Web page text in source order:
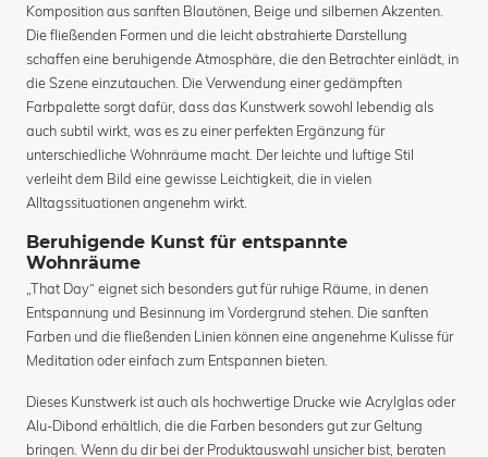
Komposition aus sanften Blautönen, Beige und silbernen Akzenten.
Die fließenden Formen und die leicht abstrahierte Darstellung
schaffen eine beruhigende Atmosphäre, die den Betrachter einlädt, in
die Szene einzutauchen. Die Verwendung einer gedämpften
Farbpalette sorgt dafür, dass das Kunstwerk sowohl lebendig als
auch subtil wirkt, was es zu einer perfekten Ergänzung für
unterschiedliche Wohnräume macht. Der leichte und luftige Stil
verleiht dem Bild eine gewisse Leichtigkeit, die in vielen
Alltagssituationen angenehm wirkt.
Beruhigende Kunst für entspannte
Wohnräume
„That Day“ eignet sich besonders gut für ruhige Räume, in denen
Entspannung und Besinnung im Vordergrund stehen. Die sanften
Farben und die fließenden Linien können eine angenehme Kulisse für
Meditation oder einfach zum Entspannen bieten.
Dieses Kunstwerk ist auch als hochwertige Drucke wie Acrylglas oder
Alu-Dibond erhältlich, die die Farben besonders gut zur Geltung
bringen. Wenn du dir bei der Produktauswahl unsicher bist, beraten